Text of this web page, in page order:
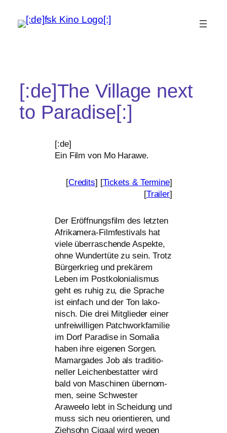
[:de]The Village next
to Paradise[:]
[:de]
Ein Film von Mo Harawe.
[Credits] [Tickets &Termine]
[Trailer]
Der Eröffnungsfilm des letz­ten
Afrikamera-Filmfestivals hat
vie­le über­ra­schen­de Aspekte,
ohne Wundertüte zu sein. Trotz
Bürgerkrieg und pre­kä­rem
Leben im Postkolonialismus
geht es ruhig zu, die Sprache
ist ein­fach und der Ton lako­
nisch. Die drei Mitglieder einer
unfrei­wil­li­gen Patchworkfamilie
im Dorf Paradise in Somalia
haben ihre eige­nen Sorgen.
Mamargades Job als tra­di­tio­
nel­ler Leichenbestatter wird
bald von Maschinen über­nom­
men, sei­ne Schwester
Araweelo lebt in Scheidung und
muss sich neu ori­en­tie­ren, und
Ziehsohn Cigaal wird wegen